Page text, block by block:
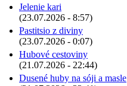
Jelenie kari
(23.07.2026 - 8:57)
Pastitsio z diviny
(23.07.2026 - 0:07)
Hubové cestoviny
(21.07.2026 - 22:44)
Dusené huby na sóji a masle